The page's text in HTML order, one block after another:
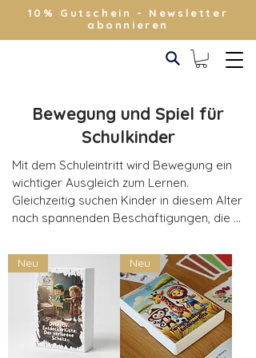
10% Gutschein - Newsletter
abonnieren
Bewegung und Spiel für
Schulkinder
Mit dem Schuleintritt wird Bewegung ein
wichtiger Ausgleich zum Lernen.
Gleichzeitig suchen Kinder in diesem Alter
nach spannenden Beschäftigungen, die
stillen.
Bewegungsspiele für Schulkinder ab 6
Jahren
Ballspiele, Parcours oder kleine
Neu Neu